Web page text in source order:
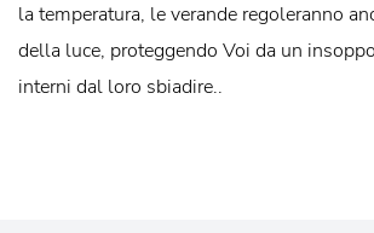
la temperatura, le verande regoleranno
della luce, proteggendo Voi da un
interni dal loro sbiadire..